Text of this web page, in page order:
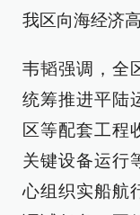
我区向海经济
韦韬强调，全
统筹推进平陆
区等配套工程
关键设备运行
心组织实船航